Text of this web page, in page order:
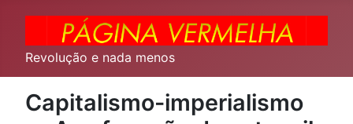
Revolução e nada menos
Capitalismo-imperialismo